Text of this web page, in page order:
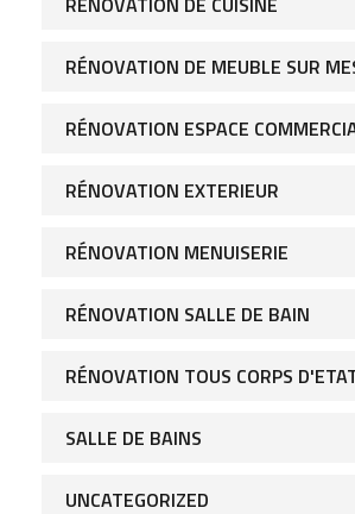
RÉNOVATION EXTERIEUR
RÉNOVATION MENUISERIE
RÉNOVATION SALLE DE BAIN
RÉNOVATION TOUS CORPS D'ETAT
SALLE DE BAINS
UNCATEGORIZED
VERANDA